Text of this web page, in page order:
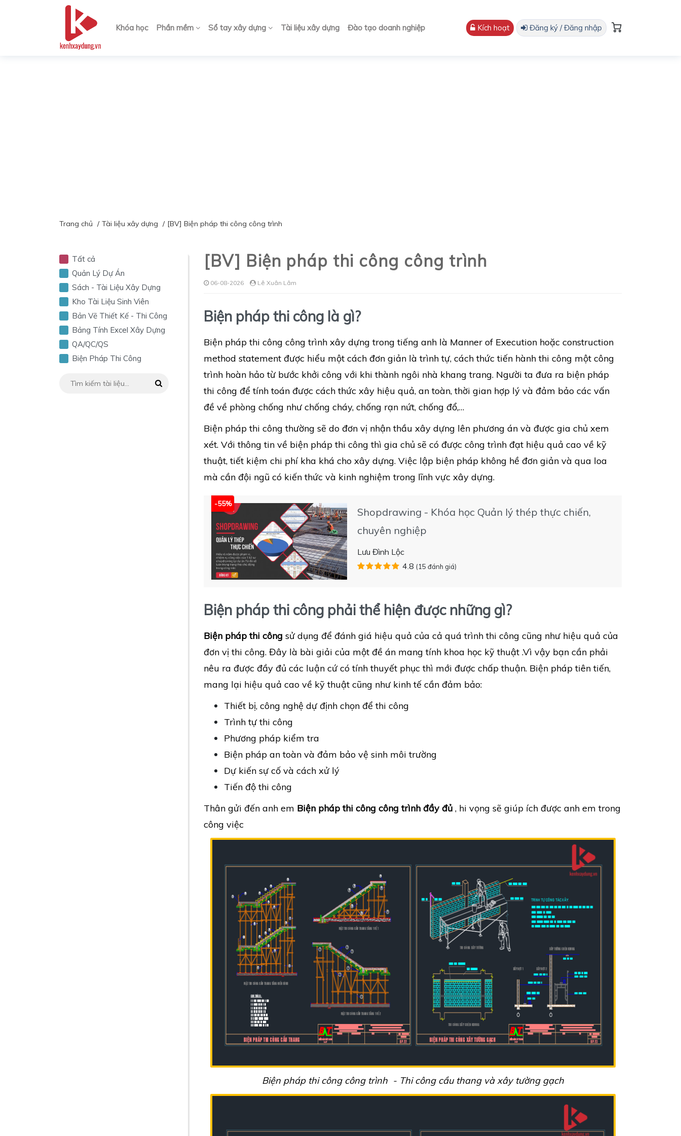
Khóa học Phần mềm Sổ tay xây dựng Tài liệu xây dựng Đào tạo doanh nghiệp Kích hoạt Đăng ký / Đăng nhập
Trang chủ Tài liệu xây dựng [BV] Biện pháp thi công công trình
Tất cả
Quản Lý Dự Án
Sách - Tài Liệu Xây Dựng
Kho Tài Liệu Sinh Viên
Bản Vẽ Thiết Kế - Thi Công
Bảng Tính Excel Xây Dựng
QA/QC/QS
Biện Pháp Thi Công
[BV] Biện pháp thi công công trình
06-08-2026 Lê Xuân Lâm
Biện pháp thi công là gì?
Biện pháp thi công công trình xây dựng trong tiếng anh là Manner of Execution hoặc construction
method statement được hiểu một cách đơn giản là trình tự, cách thức tiến hành thi công một công
trình hoàn hảo từ bước khởi công với khi thành ngôi nhà khang trang. Người ta đưa ra biện pháp
thi công để tính toán được cách thức xây hiệu quả, an toàn, thời gian hợp lý và đảm bảo các vấn
đề về phòng chống như chống cháy, chống rạn nứt, chống đổ,…
Biện pháp thi công thường sẽ do đơn vị nhận thầu xây dựng lên phương án và được gia chủ xem
xét. Với thông tin về biện pháp thi công thì gia chủ sẽ có được công trình đạt hiệu quả cao về kỹ
thuật, tiết kiệm chi phí kha khá cho xây dựng. Việc lập biện pháp không hề đơn giản và qua loa
mà cần đội ngũ có kiến thức và kinh nghiệm trong lĩnh vực xây dựng.
-55%
Shopdrawing - Khóa học Quản lý thép thực chiến,
chuyên nghiệp
Lưu Đình Lộc
4.8 (15 đánh giá)
Biện pháp thi công phải thể hiện được những gì?
Biện pháp thi công sử dụng để đánh giá hiệu quả của cả quá trình thi công cũng như hiệu quả của
đơn vị thi công. Đây là bài giải của một đề án mang tính khoa học kỹ thuật .Vì vậy bạn cần phải
nêu ra được đầy đủ các luận cứ có tính thuyết phục thì mới được chấp thuận. Biện pháp tiên tiến,
mang lại hiệu quả cao về kỹ thuật cũng như kinh tế cần đảm bảo:
Thiết bị, công nghệ dự định chọn để thi công
Trình tự thi công
Phương pháp kiểm tra
Biện pháp an toàn và đảm bảo vệ sinh môi trường
Dự kiến sự cố và cách xử lý
Tiến độ thi công
Thân gửi đến anh em Biện pháp thi công công trình đầy đủ , hi vọng sẽ giúp ích được anh em trong
công việc
Biện pháp thi công công trình - Thi công cầu thang và xây tường gạch